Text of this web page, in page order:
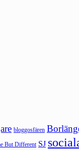
bloggosfären
But Different SJ